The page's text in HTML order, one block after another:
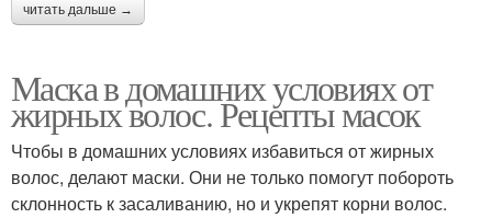
Маска из глины Маски для лечения
читать дальше →
Маска в домашних условиях от
жирных волос. Рецепты масок
Чтобы в домашних условиях избавиться от жирных
волос, делают маски. Они не только помогут побороть
склонность к засаливанию, но и укрепят корни волос.